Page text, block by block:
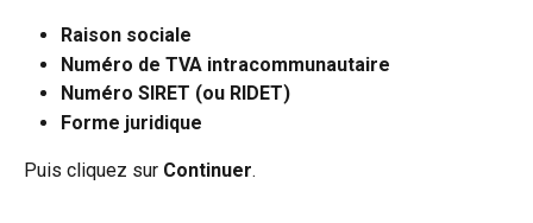
Raison sociale
Numéro de TVA intracommunautaire
Numéro SIRET (ou RIDET)
Forme juridique
Puis cliquez sur Continuer.